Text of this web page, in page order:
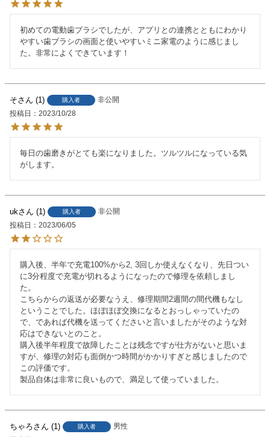
初めての電動歯ブラシでしたが、アプリとの連携とともにわかり
やすい歯ブラシの画面と使いやすいミニ家電のように感じまし
た。非常によくできています！
そ 1 購入者
非公開
投稿日
2023/10/28
毎日の歯磨きがとても楽になりました。ツルツルになっている気
がします。
uk 1 購入者
非公開
投稿日
2023/06/05
購入後、半年で充電100%から2, 3回しか使えなくなり、先日つい
に3分程度で充電が切れるようになったので修理を依頼しまし
た。
こちらからの返送が必要なうえ、修理期間2週間の間代機もなし
ということでした。ほぼほぼ交換になるとおっしゃっていたの
で、であれば代機を送ってくださいと言いましたがそのような対
応はできないとのこと。
購入後半年程度で故障したことは残念ですが仕方がないと思いま
すが、修理の対応も面倒かつ時間がかかりすぎと感じましたので
この評価です。
製品自体は非常に良いもので、満足して使っていました。
ちゃろ 1 購入者
男性